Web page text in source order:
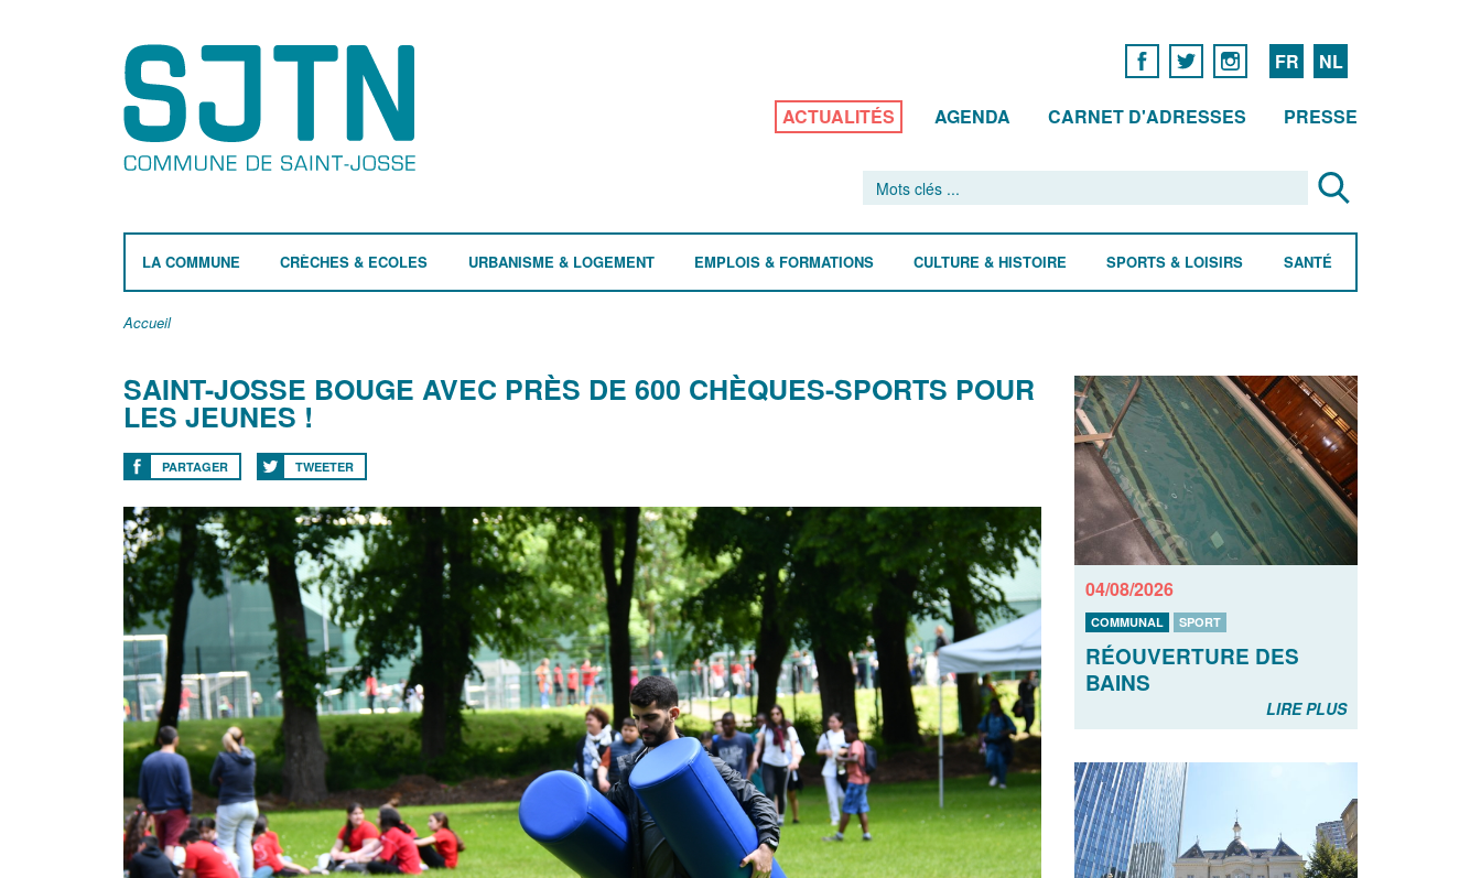
FR NL
ACTUALITÉS AGENDA CARNET D'ADRESSES PRESSE
LA COMMUNE CRÈCHES & ECOLES URBANISME & LOGEMENT EMPLOIS & FORMATIONS CULTURE & HISTOIRE SPORTS & LOISIRS SANTÉ
Accueil
SAINT-JOSSE BOUGE AVEC PRÈS DE 600 CHÈQUES-SPORTS POUR
LES JEUNES !
PARTAGER TWEETER
04/08/2026
COMMUNAL SPORT
RÉOUVERTURE DES
BAINS
LIRE PLUS